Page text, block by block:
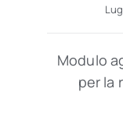
Modulo
per la